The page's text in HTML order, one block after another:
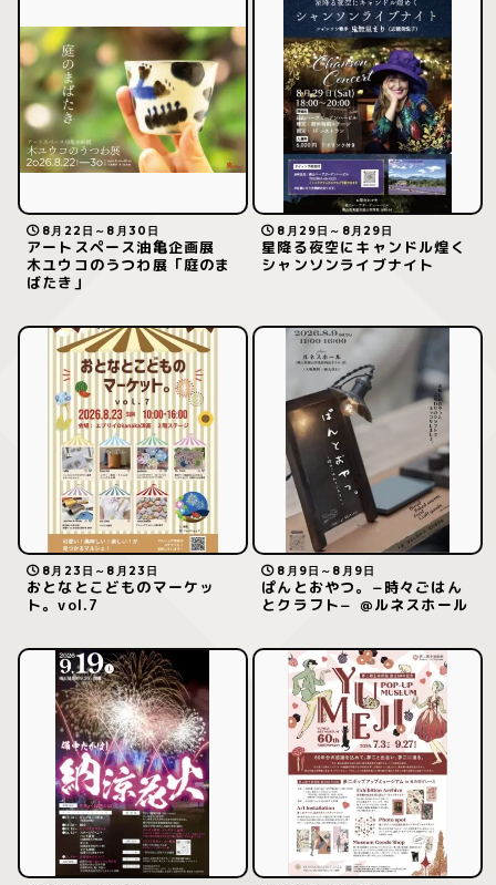
8月22日～8月30日
アートスペース油亀企画展
木ユウコのうつわ展「庭のま
ばたき」
8月29日～8月29日
星降る夜空にキャンドル煌く
シャンソンライブナイト
8月23日～8月23日
おとなとこどものマーケッ
ト。vol.7
8月9日～8月9日
ぱんとおやつ。−時々ごはん
とクラフト− ＠ルネスホール